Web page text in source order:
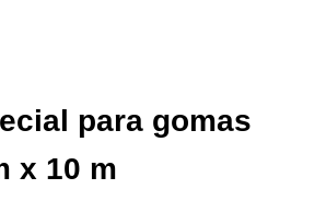
para gomas
x 10 m